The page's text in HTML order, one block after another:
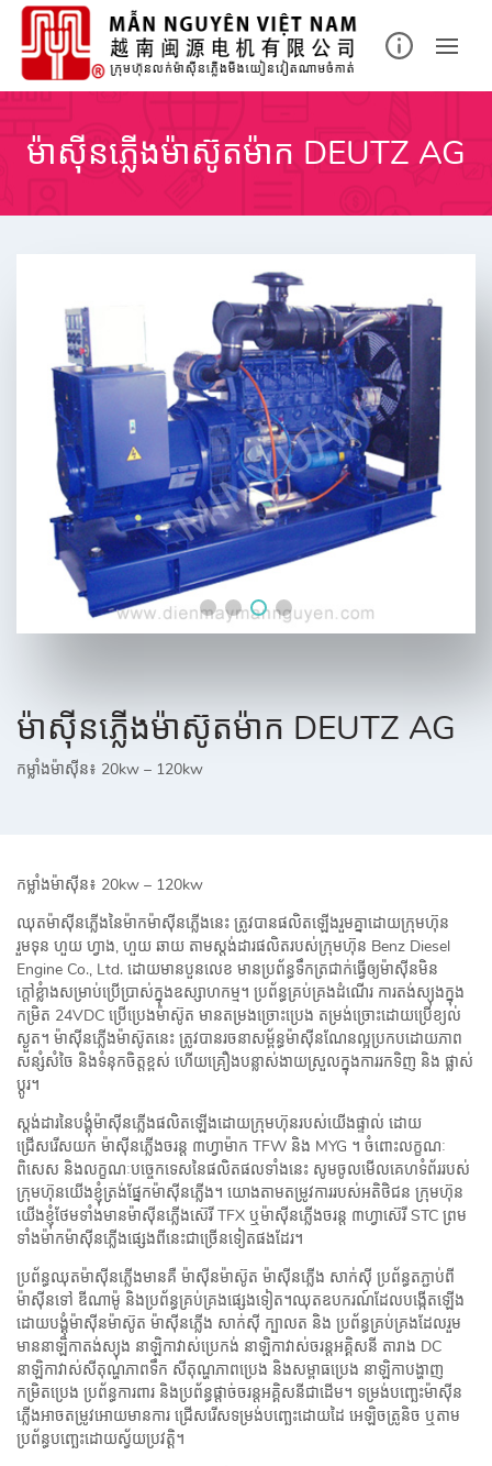
Skip
content
ម៉ាស៊ីនភ្លើងម៉ាស៊ូតម៉ាក DEUTZ AG
ម៉ាស៊ីនភ្លើងម៉ាស៊ូតម៉ាក DEUTZ AG
កម្លាំងម៉ាស៊ីន៖ 20kw – 120kw
កម្លាំងម៉ាស៊ីន៖ 20kw – 120kw
ឈុតម៉ាស៊ីនភ្លើងនៃម៉ាកម៉ាស៊ីនភ្លើងនេះ ត្រូវបានផលិតឡើងរួមគ្នាដោយក្រុមហ៊ុន
រួមទុន ហួយ ហ្វាង, ហួយ ឆាយ តាមស្តង់ដារផលិតរបស់ក្រុមហ៊ុន Benz Diesel
Engine Co., Ltd. ដោយមានបួនលេខ មានប្រព័ន្ធទឹកត្រជាក់ធ្វើឲ្យម៉ាស៊ីនមិន
ក្តៅខ្លំាងសម្រាប់ប្រើប្រាស់ក្នុងឧស្សាហកម្ម។ ប្រព័ន្ធគ្រប់គ្រងដំណើរ ការតង់ស្យុងក្នុង
កម្រិត 24VDC ប្រើប្រេងម៉ាស៊ូត មានតម្រងច្រោះប្រេង តម្រង់ច្រោះដោយប្រើខ្យល់
ស្ងួត។ ម៉ាស៊ីនភ្លើងម៉ាស៊ូតនេះ ត្រូវបានរចនាសម្ព័ន្ធម៉ាស៊ីនណែនល្អប្រកបដោយភាព
សន្សំសំចៃ និងទំនុកចិត្តខ្ពស់ ហើយគ្រឿងបន្លាស់ងាយស្រួលក្នុងការរកទិញ និង ផ្លាស់
ប្តូរ។
ស្តង់ដារនៃបង្គុំម៉ាស៊ីនភ្លើងផលិតឡើងដោយក្រុមហ៊ុនរបស់យើងផ្ទាល់ ដោយ
ជ្រើសរើសយក ម៉ាស៊ីនភ្លើងចរន្ត ៣ហ្វាម៉ាក TFW និង MYG ។ ចំពោះលក្ខណៈ
ពិសេស និងលក្ខណៈបច្ចេកទេសនៃផលិតផលទាំងនេះ សូមចូលមើលគេហទំព័ររបស់
ក្រុមហ៊ុនយើងខ្ញុំត្រង់ផ្នែកម៉ាស៊ីនភ្លើង។ យោងតាមតម្រូវការរបស់អតិថិជន ក្រុមហ៊ុន
យើងខ្ញុំថែមទាំងមានម៉ាស៊ីនភ្លើងស៊េរី TFX ឬម៉ាស៊ីនភ្លើងចរន្ត ៣ហ្វាស៊េរី STC ព្រម
ទាំងម៉ាកម៉ាស៊ីនភ្លើងផ្សេងពីនេះជាច្រើនទៀតផងដែរ។
ប្រព័ន្ធឈុតម៉ាស៊ីនភ្លើងមានគឺ ម៉ាស៊ីនម៉ាស៊ូត ម៉ាស៊ីនភ្លើង សាក់ស៊ី ប្រព័ន្ធតភ្ជាប់ពី
ម៉ាស៊ីនទៅ ឌីណាម៉ូ និងប្រព័ន្ធគ្រប់គ្រងផ្សេងទៀត។ឈុតឧបករណ៍ដែលបង្កើតឡើង
ដោយបង្គុំម៉ាស៊ីនម៉ាស៊ូត ម៉ាស៊ីនភ្លើង សាក់ស៊ី ក្បាលត និង ប្រព័ន្ធគ្រប់គ្រងដែលរួម
មាននាឡិកាតង់ស្យុង នាឡិកាវាស់ប្រេកង់ នាឡិកាវាស់ចរន្តអគ្គិសនី តារាង DC
នាឡិកាវាស់សីតុណ្ហភាពទឹក សីតុណ្ហភាពប្រេង និងសម្ពាធប្រេង នាឡិកាបង្ហាញ
កម្រិតប្រេង ប្រព័ន្ធការពារ និងប្រព័ន្ធផ្តាច់ចរន្តអគ្គិសនីជាដើម។ ទម្រង់បញ្ឆេះម៉ាស៊ីន
ភ្លើងអាចតម្រូវអោយមានការ ជ្រើសរើសទម្រង់បញ្ឆេះដោយដៃ អេឡិចត្រូនិច ឬតាម
ប្រព័ន្ធបញ្ឆេះដោយស្វ័យប្រវត្តិ។